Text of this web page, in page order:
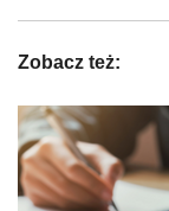
Zobacz też: